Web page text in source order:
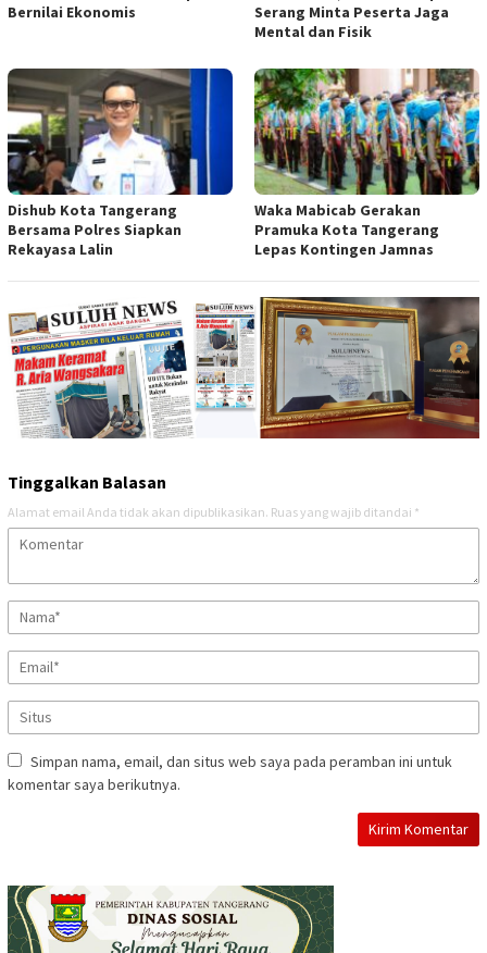
Bernilai Ekonomis
Serang Minta Peserta Jaga
Mental dan Fisik
Dishub Kota Tangerang
Bersama Polres Siapkan
Rekayasa Lalin
Waka Mabicab Gerakan
Pramuka Kota Tangerang
Lepas Kontingen Jamnas
Tinggalkan Balasan
Alamat email Anda tidak akan dipublikasikan. Ruas yang wajib ditandai *
Simpan nama, email, dan situs web saya pada peramban ini untuk
komentar saya berikutnya.